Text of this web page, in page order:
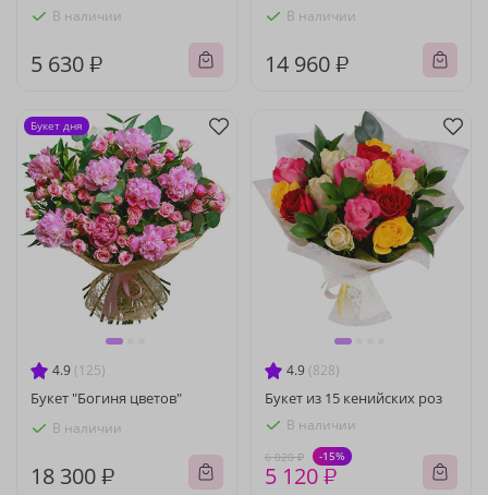
В наличии
5 630 ₽
В наличии
14 960 ₽
4.9 (125)
Букет "Богиня цветов"
В наличии
18 300 ₽
Букет дня
4.9 (828)
Букет из 15 кенийских роз
В наличии
6 020 ₽ -15%
5 120 ₽